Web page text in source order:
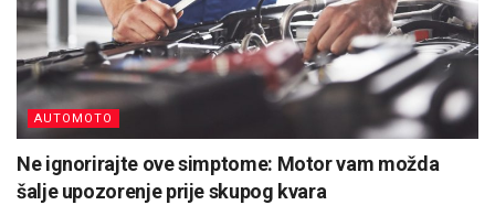
AUTOMOTO
Ne ignorirajte ove simptome: Motor vam možda
šalje upozorenje prije skupog kvara